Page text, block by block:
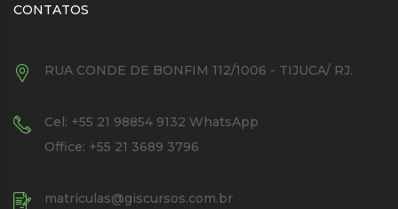
CONTATOS
RUA CONDE DE BONFIM 112/1006 - TIJUCA/ RJ.
Cel: +55 21 98854 9132 WhatsApp
Office: +55 21 3689 3796
matriculas@giscursos.com.br